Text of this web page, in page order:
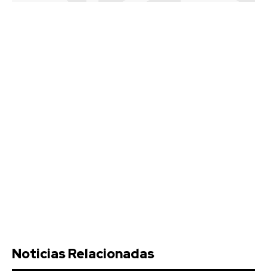
Noticias Relacionadas